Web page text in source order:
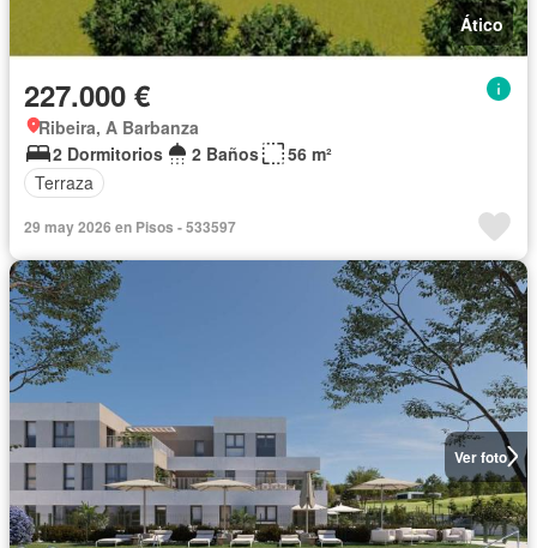
Ático
227.000 €
Ribeira, A Barbanza
2 Dormitorios
2 Baños
56 m²
Terraza
29 may 2026 en Pisos - 533597
Ver foto